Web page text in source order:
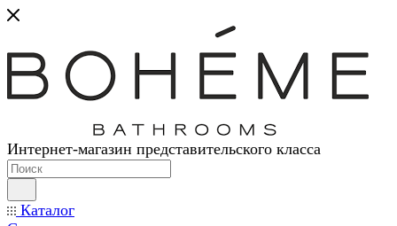
Интернет-магазин представительского класса
Каталог